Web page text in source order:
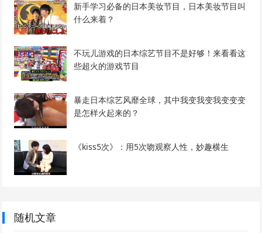
新手学习必备的日本美妆节目，日本美妆节目叫
什么来着？
不玩儿游戏的日本综艺节目不是好够！来看看这
些超火的游戏节目
暴走日本综艺风靡全球，其中我变我变我变变变
是怎样火起来的？
《kiss5次》：用5次吻观察人性，妙趣横生
随机文章